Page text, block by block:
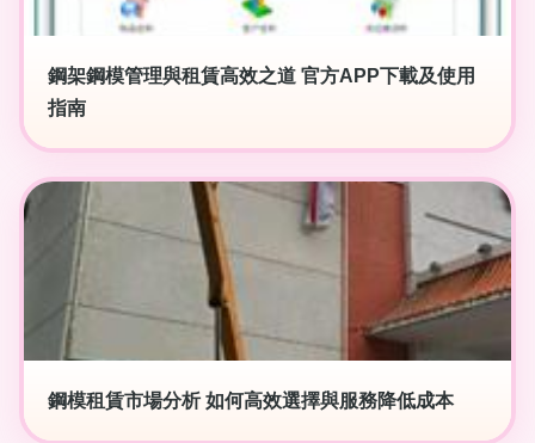
鋼架鋼模管理與租賃高效之道 官方APP下載及使用
指南
鋼模租賃市場分析 如何高效選擇與服務降低成本